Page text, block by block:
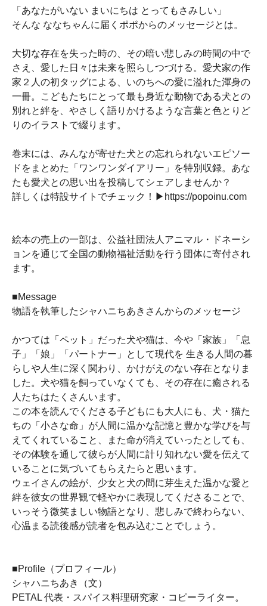
「あなたがいない まいにちは とってもさみしい」
そんな ななちゃんに届くポポからのメッセージとは。
大切な存在を失った時の、その暗い悲しみの時間の中で
さえ、愛した日々は未来を照らしつづける。愛犬家の作
家２人の初タッグによる、いのちへの愛に溢れた渾身の
一冊。こどもたちにとって最も身近な動物である犬との
別れと絆を、やさしく語りかけるような言葉と色とりど
りのイラストで綴ります。
巻末には、みんなが寄せた犬との忘れられないエピソー
ドをまとめた「ワンワンダイアリー」を特別収録。あな
たも愛犬との思い出を投稿してシェアしませんか？
詳しくは特設サイトでチェック！▶https://popoinu.com
絵本の売上の一部は、公益社団法人アニマル・ドネーシ
ョンを通じて全国の動物福祉活動を行う団体に寄付され
ます。
■Message
物語を執筆したシャハニちあきさんからのメッセージ
かつては「ペット」だった犬や猫は、今や「家族」「息
子」「娘」「パートナー」として現代を 生きる人間の暮
らしや人生に深く関わり、かけがえのない存在となりま
した。犬や猫を飼っていなくても、その存在に癒される
人たちはたくさんいます。
この本を読んでくださる子どもにも大人にも、犬・猫た
ちの「小さな命」が人間に温かな記憶と豊かな学びを与
えてくれていること、また命が消えていったとしても、
その体験を通して彼らが人間に計り知れない愛を伝えて
いることに気づいてもらえたらと思います。
ウェイさんの絵が、少女と犬の間に芽生えた温かな愛と
絆を彼女の世界観で軽やかに表現してくださることで、
いっそう微笑ましい物語となり、悲しみで終わらない、
心温まる読後感が読者を包み込むことでしょう。
■Profile（プロフィール）
シャハニちあき（文）
PETAL 代表・スパイス料理研究家・コピーライター。